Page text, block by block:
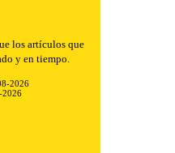
los artículos que
y en tiempo.
2026
2026